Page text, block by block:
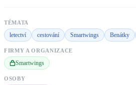
TÉMATA
letectví cestování Smartwings Benátky
FIRMY A ORGANIZACE
Smartwings
OSOBY